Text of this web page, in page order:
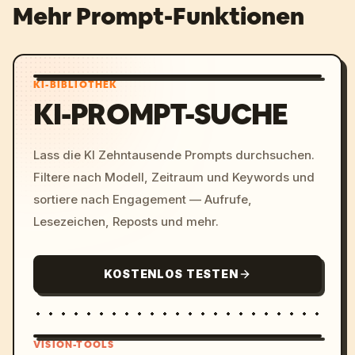
Mehr Prompt-Funktionen
KI-BIBLIOTHEK
KI-PROMPT-SUCHE
Lass die KI Zehntausende Prompts durchsuchen.
Filtere nach Modell, Zeitraum und Keywords und
sortiere nach Engagement — Aufrufe,
Lesezeichen, Reposts und mehr.
KOSTENLOS TESTEN
VISION-TOOLS